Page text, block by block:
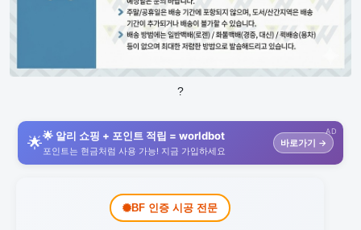
?
AD
🌟🌟 알리 쇼핑 + 포인트 적립 = worldbot
포인트는 현금처럼 사용 가능! 지금 가입하세요
바로가기 →
BF 인증 시공 전문